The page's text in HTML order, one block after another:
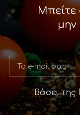
Μπείτε
μην
Βάσει της